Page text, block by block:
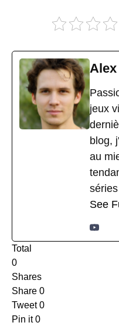
Alex
jeux
blog,
au
See
Total
0
Shares
Share 0
Tweet 0
Pin it 0